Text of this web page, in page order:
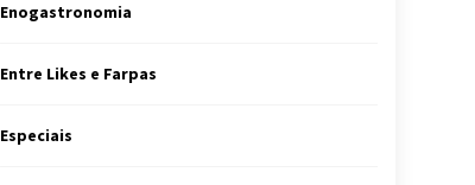
Enogastronomia
Entre Likes e Farpas
Especiais